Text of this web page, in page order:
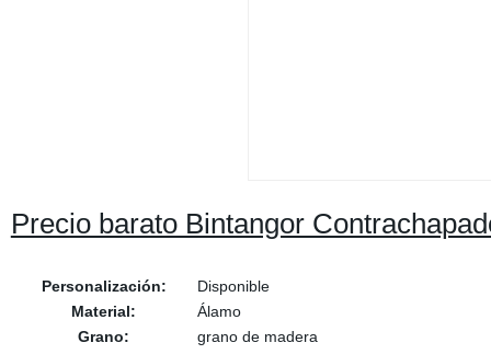
Precio barato Bintangor
Personalización:
Disponible
Material:
Álamo
Grano:
grano de madera